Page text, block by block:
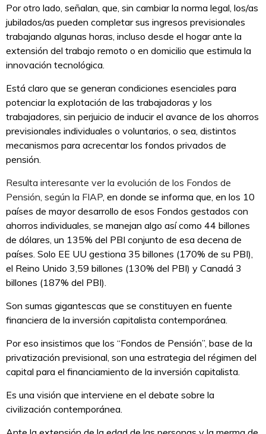
Por otro lado, señalan, que, sin cambiar la norma legal, los/as
jubilados/as pueden completar sus ingresos previsionales
trabajando algunas horas, incluso desde el hogar ante la
extensión del trabajo remoto o en domicilio que estimula la
innovación tecnológica.
Está claro que se generan condiciones esenciales para
potenciar la explotación de las trabajadoras y los
trabajadores, sin perjuicio de inducir el avance de los ahorros
previsionales individuales o voluntarios, o sea, distintos
mecanismos para acrecentar los fondos privados de
pensión.
Resulta interesante ver la evolución de los Fondos de
Pensión, según la FIAP , en donde se informa que, en los 10
países de mayor desarrollo de esos Fondos gestados con
ahorros individuales, se manejan algo así como 44 billones
de dólares, un 135% del PBI conjunto de esa decena de
países. Solo EE UU gestiona 35 billones (170% de su PBI),
el Reino Unido 3,59 billones (130% del PBI) y Canadá 3
billones (187% del PBI).
Son sumas gigantescas que se constituyen en fuente
financiera de la inversión capitalista contemporánea.
Por eso insistimos que los “Fondos de Pensión”, base de la
privatización previsional, son una estrategia del régimen del
capital para el financiamiento de la inversión capitalista.
Es una visión que interviene en el debate sobre la
civilización contemporánea.